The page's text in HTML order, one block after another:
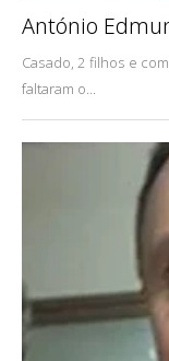
António
Casado, 2 filhos e
faltaram o...